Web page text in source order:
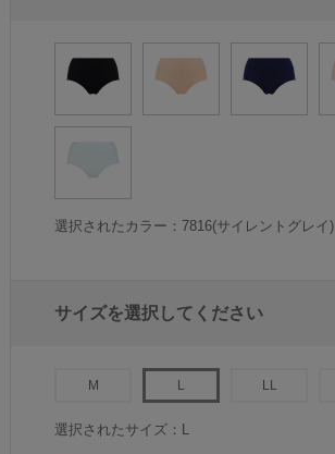
選択されたカラー：7816(サイレントグレイ)
サイズを選択してください
M L LL
選択されたサイズ：L